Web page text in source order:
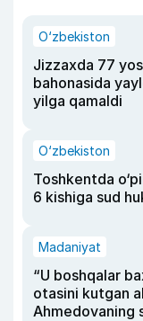
O‘zbekiston
Jizzaxda 77
bahonasida
yilga qamaldi
O‘zbekiston
Toshkentda
6 kishiga sud
Madaniyat
“U boshqalar
otasini kutgan
Ahmedovaning